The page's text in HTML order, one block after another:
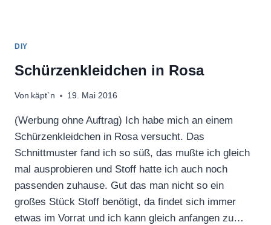
DIY
Schürzenkleidchen in Rosa
Von käpt`n 19. Mai 2016
(Werbung ohne Auftrag) Ich habe mich an einem
Schürzenkleidchen in Rosa versucht. Das
Schnittmuster fand ich so süß, das mußte ich gleich
mal ausprobieren und Stoff hatte ich auch noch
passenden zuhause. Gut das man nicht so ein
großes Stück Stoff benötigt, da findet sich immer
etwas im Vorrat und ich kann gleich anfangen zu…